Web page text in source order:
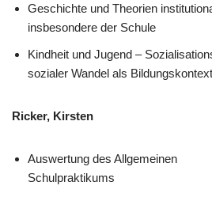
Geschichte und Theorien
insbesondere der Schule
Kindheit und Jugend –
sozialer Wandel als
Ricker, Kirsten
Auswertung des Allgemeinen
Schulpraktikums